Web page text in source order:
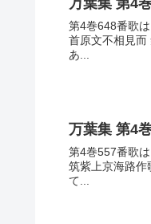
万葉集 第4
第4巻648番歌
首原文不相見而
あ...
万葉集 第4
第4巻557番歌
筑紫上京海路作
て...